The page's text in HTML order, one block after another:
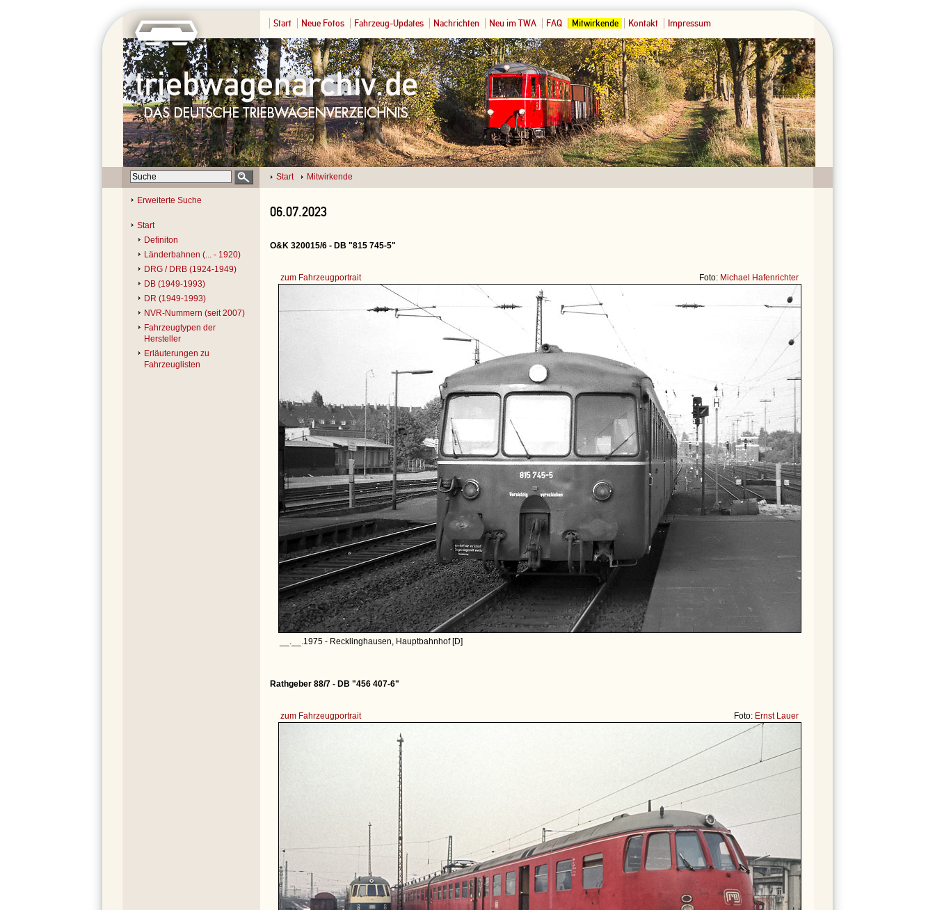
Start Neue Fotos Fahrzeug-Updates Nachrichten Neu im TWA FAQ Mitwirkende Kontakt Impressum
Start Mitwirkende
Erweiterte Suche
Start
Definiton
Länderbahnen (... - 1920)
DRG / DRB (1924-1949)
DB (1949-1993)
DR (1949-1993)
NVR-Nummern (seit 2007)
Fahrzeugtypen der
Hersteller
Erläuterungen zu
Fahrzeuglisten
06.07.2023
O&K 320015/6 - DB "815 745-5"
zum Fahrzeugportrait Foto: Michael Hafenrichter
__.__.1975 - Recklinghausen, Hauptbahnhof [D]
Rathgeber 88/7 - DB "456 407-6"
zum Fahrzeugportrait Foto: Ernst Lauer